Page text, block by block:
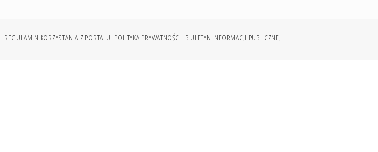
REGULAMIN KORZYSTANIA Z PORTALU POLITYKA PRYWATNOŚCI BIULETYN INFORMACJI PUBLICZNEJ